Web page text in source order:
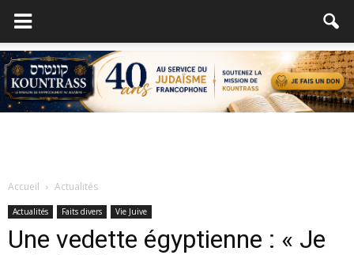
Accueil Actualités
Actualités Faits divers Vie Juive
Une vedette égyptienne : « Je